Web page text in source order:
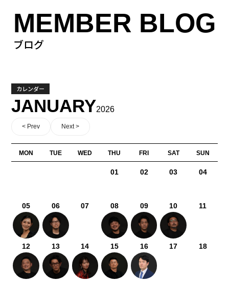
MEMBER BLOG
ブログ
カレンダー
JANUARY2026
< Prev Next >
MON TUE WED THU FRI SAT SUN
01 02 03 04
05 06 07 08 09 10 11
12 13 14 15 16 17 18